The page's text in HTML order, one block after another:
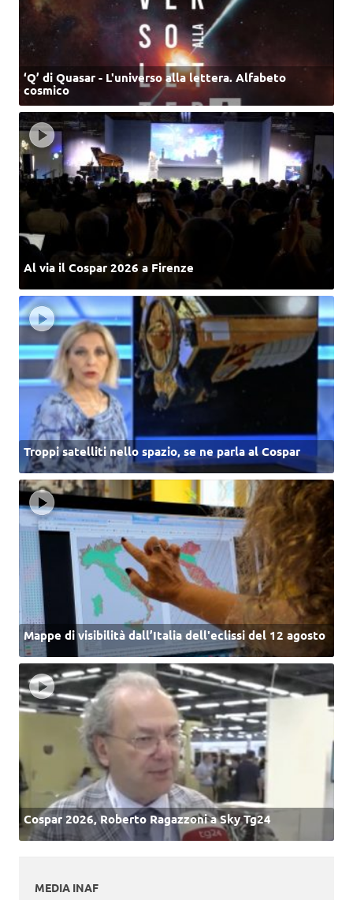
‘Q’ di Quasar - L'universo alla lettera. Alfabeto
cosmico
Al via il Cospar 2026 a Firenze
Troppi satelliti nello spazio, se ne parla al Cospar
Mappe di visibilità dall’Italia dell'eclissi del 12 agosto
Cospar 2026, Roberto Ragazzoni a Sky Tg24
MEDIA INAF